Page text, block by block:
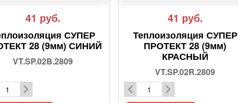
41 руб.
СУПЕР
28 (9мм) СИНИЙ
VT.SP.02B.2809
41 руб.
Теплоизоляция СУПЕР
ПРОТЕКТ 28 (9мм)
КРАСНЫЙ
VT.SP.02R.2809